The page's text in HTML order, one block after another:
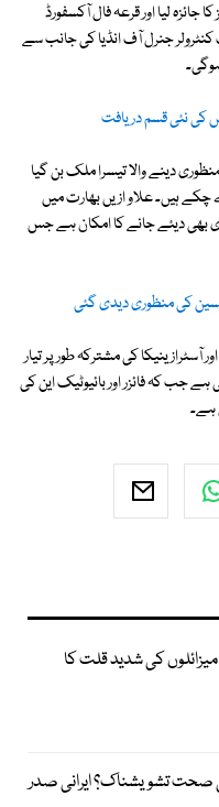
جائزہ لیا اور قرعہ فال آکسفورڈ
کنٹرولر جنرل آف انڈیا کی جانب سے
کی نئی قسم دریافت
دینے والا تیسرا ملک بن گیا
ہیں۔ علاو ازیں بھارت میں
بھی دیئے جانے کا امکان ہے جس
کی منظوری دیدی گئی
آسٹرازینیکا کی مشترکہ طور پر تیار
پائی گئی ہے جب کہ فائزر اور بائیوٹیک این کی
قسم کے میزائلوں کی شدید قلت کا
صحت تشویشناک؟ ایرانی صدر